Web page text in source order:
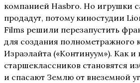
компанией Hasbro. Но игрушки
продадут, потому киностудии
Films решили перезапустить
для создания полнометражного
Израэлайта («Континуум»). Как и
старшеклассников становятся
и спасают Землю от внеземной